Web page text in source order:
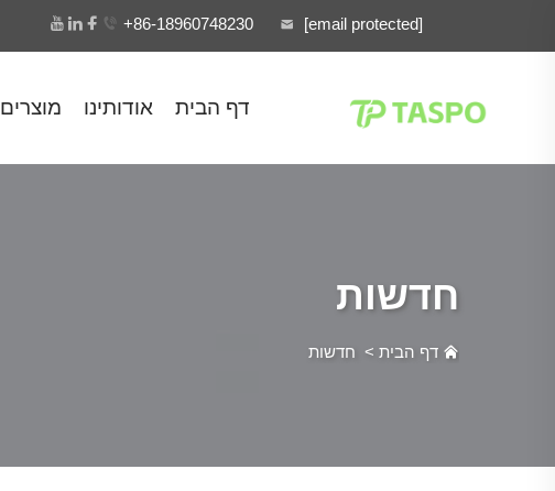
+86-18960748230 [email protected]
דף הבית אודותינו מוצרים
חדשות
דף הבית > חדשות